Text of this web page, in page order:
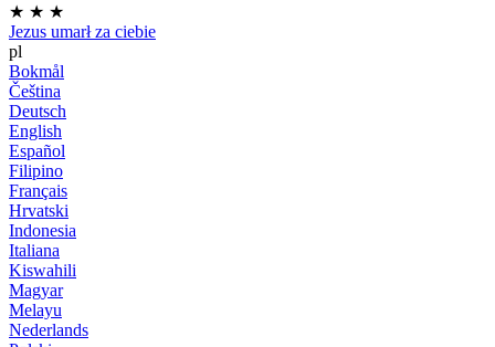
★ ★ ★
Jezus umarł za ciebie
pl
Bokmål
Čeština
Deutsch
English
Español
Filipino
Français
Hrvatski
Indonesia
Italiana
Kiswahili
Magyar
Melayu
Nederlands